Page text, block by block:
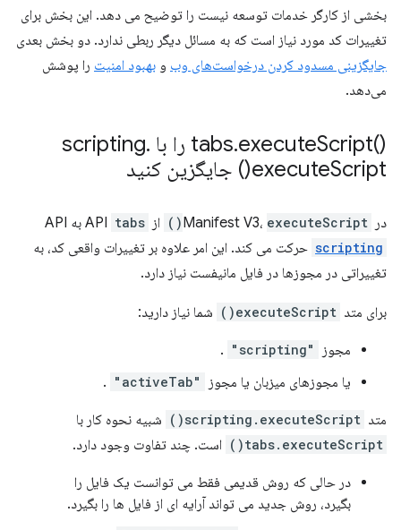
بخشی از کارگر خدمات توسعه نیست را توضیح می دهد. این بخش برای
تغییرات کد مورد نیاز است که به مسائل دیگر ربطی ندارد. دو بخش بعدی
جایگزینی مسدود کردن درخواست‌های وب و بهبود امنیت را پوشش
می‌دهد.
()tabs
.executeScript را با scripting
.
executeScript( ) جایگزین کنید
در Manifest V3، executeScript() از API tabs به API
scripting حرکت می کند. این امر علاوه بر تغییرات واقعی کد، به
تغییراتی در مجوزها در فایل مانیفست نیاز دارد.
برای متد executeScript() شما نیاز دارید:
مجوز "scripting"
.
یا مجوزهای میزبان یا مجوز
"activeTab"
.
متد scripting.executeScript() شبیه نحوه کار با
tabs.executeScript() است. چند تفاوت وجود دارد.
در حالی که روش قدیمی فقط می توانست یک فایل را
بگیرد، روش جدید می تواند آرایه ای از فایل ها را بگیرد.